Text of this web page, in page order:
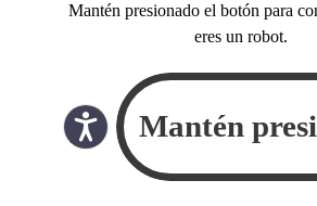
Mantén presionado el botón para
eres un robot.